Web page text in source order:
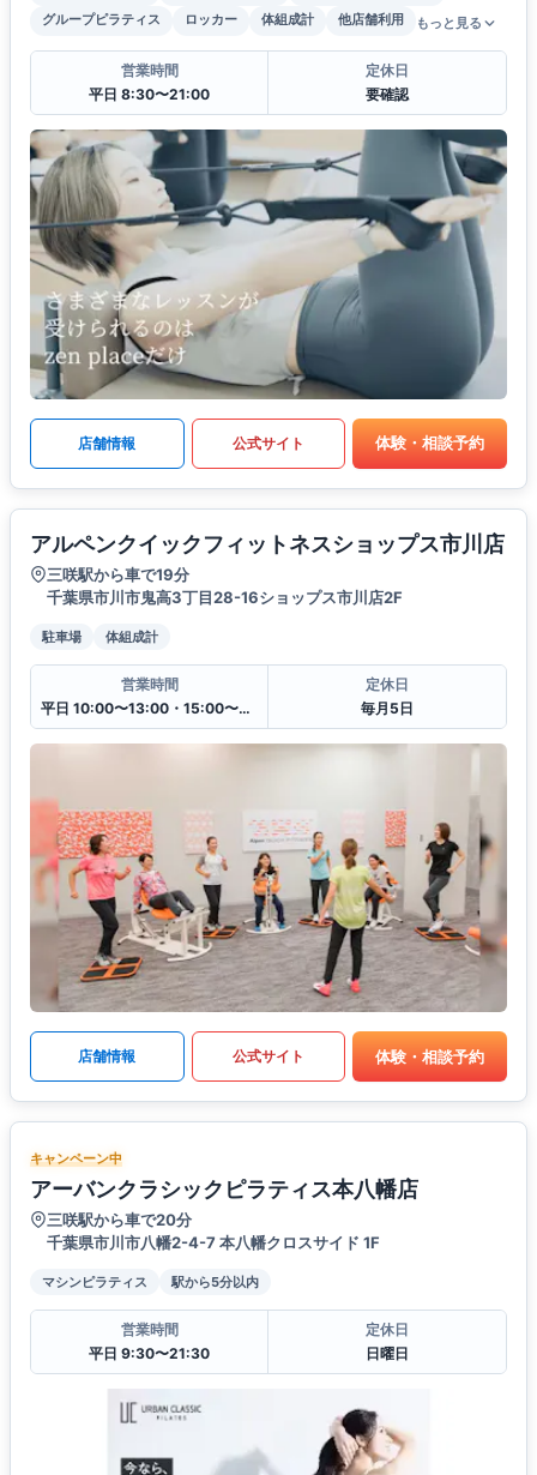
グループピラティス
ロッカー 体組成計 他店舗利用 もっと見る
営業時間
平日 8:30〜21:00
定休日
要確認
店舗情報 公式サイト 体験・相談予約
アルペンクイックフィットネスショップス市川店
三咲駅から車で19分
千葉県市川市鬼高3丁目28-16ショップス市川店2F
駐車場 体組成計
営業時間
平日 10:00〜13:00・15:00〜20:00
定休日
毎月5日
店舗情報 公式サイト 体験・相談予約
キャンペーン中
アーバンクラシックピラティス本八幡店
三咲駅から車で20分
千葉県市川市八幡2-4-7 本八幡クロスサイド 1F
マシンピラティス 駅から5分以内
営業時間
平日 9:30〜21:30
定休日
日曜日